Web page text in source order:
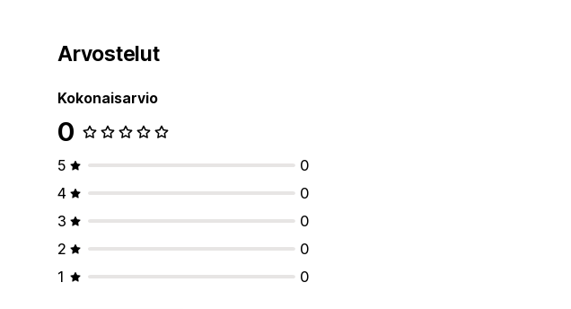
Arvostelut
Kokonaisarvio
0
5
0
4
0
3
0
2
0
1
0